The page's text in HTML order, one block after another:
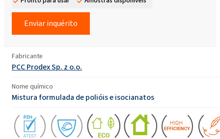
Enviar inquérito
Fabricante
PCC Prodex Sp. z o.o.
Nome químico
Mistura formulada de polióis e isocianatos